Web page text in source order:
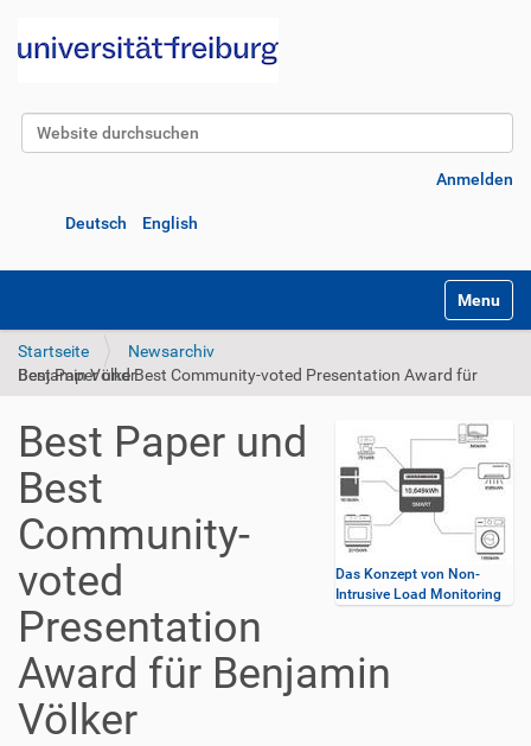
Website durchsuchen
Anmelden
Deutsch English
Startseite
Newsarchiv
Best Paper und Best Community-voted Presentation Award für Benjamin Völker
Das Konzept von Non-
Intrusive Load Monitoring
Best Paper und
Best
Community-
voted
Presentation
Award für Benjamin
Völker